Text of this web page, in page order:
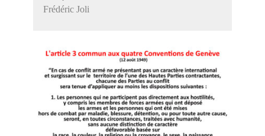
Frédéric Joli